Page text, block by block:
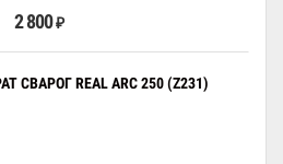
2 800 ₽
СВАРОГ REAL ARC 250 (Z231)